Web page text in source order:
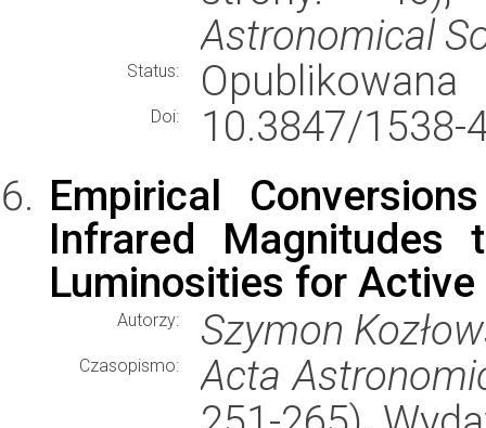
Astronomical
Status: Opublikowana
Doi:
10.3847/
Empirical
Infrared Magnitudes
Luminosities for
Autorzy: Szymon
Czasopismo:
Acta